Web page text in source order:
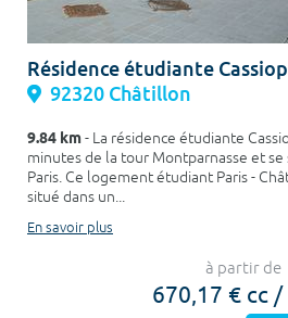
Résidence étudiante
92320 Châtillon
9.84 km- La résidence étudiante
minutes de la tour Montparnasse et
Paris. Ce logement étudiant Paris -
situé dans un...
En savoir plus
à partir de
670,17 € cc /